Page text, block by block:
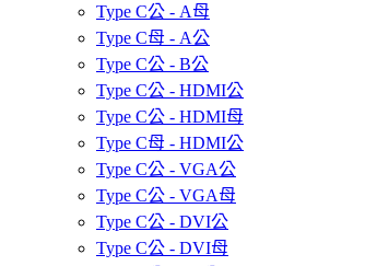
Type C公 - A母
Type C母 - A公
Type C公 - B公
Type C公 - HDMI公
Type C公 - HDMI母
Type C母 - HDMI公
Type C公 - VGA公
Type C公 - VGA母
Type C公 - DVI公
Type C公 - DVI母